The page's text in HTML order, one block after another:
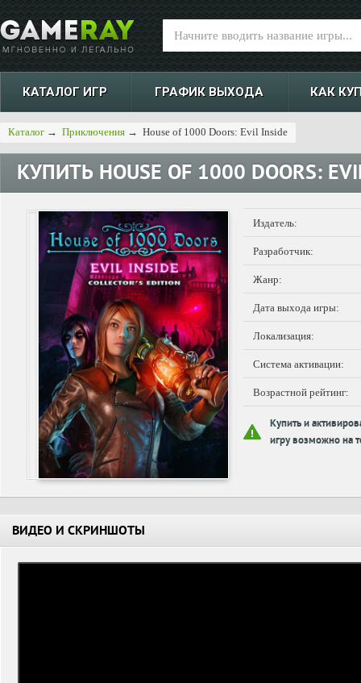
КАТАЛОГ ИГР ГРАФИК ВЫХОДА КАК
Каталог → Приключения → House of 1000 Doors: Evil Inside
КУПИТЬ HOUSE OF 1000 DOORS:
Издатель:
Разработчик:
Жанр:
Дата выхода игры:
Локализация:
Система активации:
Возрастной рейтинг:
Купить и
игру возможно на
ВИДЕО И СКРИНШОТЫ